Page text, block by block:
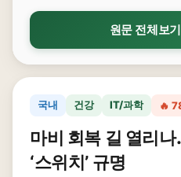
원문 전체보기
국내 건강 IT/과학 🔥
마비 회복 길 열리
‘스위치’ 규명